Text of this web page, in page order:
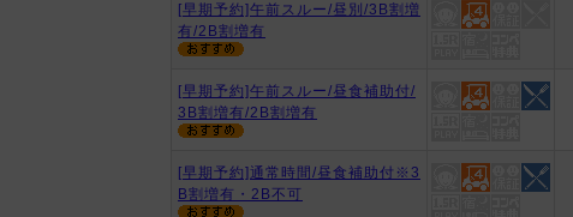
[早期予約]午前スルー/昼別/3B割増
有/2B割増有
[早期予約]午前スルー/昼食補助付/
3B割増有/2B割増有
[早期予約]通常時間/昼食補助付※3
B割増有・2B不可